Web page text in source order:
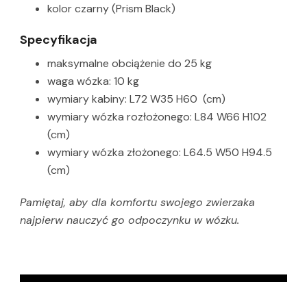
kolor czarny (Prism Black)
Specyfikacja
maksymalne obciążenie do 25 kg
waga wózka: 10 kg
wymiary kabiny: L72 W35 H60 (cm)
wymiary wózka rozłożonego: L84 W66 H102
(cm)
wymiary wózka złożonego: L64.5 W50 H94.5
(cm)
Pamiętaj, aby dla komfortu swojego zwierzaka
najpierw nauczyć go odpoczynku w wózku.